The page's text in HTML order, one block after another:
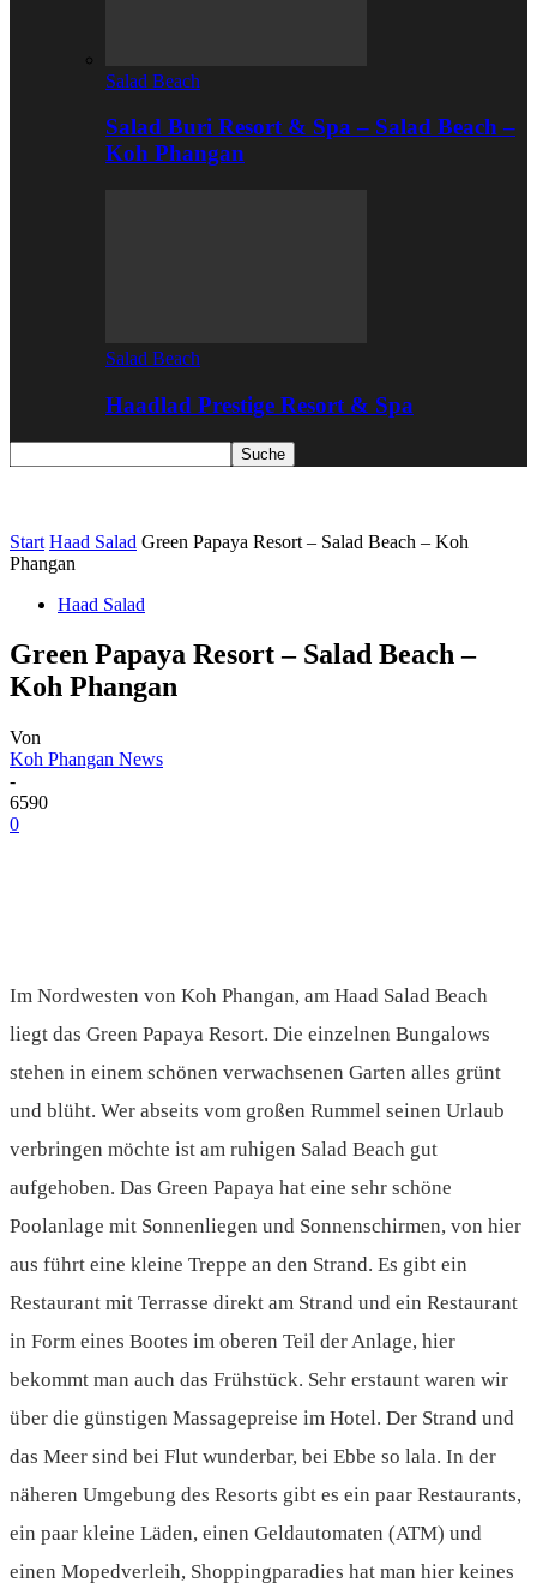
Salad Beach
Salad Buri Resort & Spa – Salad Beach –
Koh Phangan
Salad Beach
Haadlad Prestige Resort & Spa
Start Haad Salad Green Papaya Resort – Salad Beach – Koh
Phangan
Haad Salad
Green Papaya Resort – Salad Beach –
Koh Phangan
Von
Koh Phangan News
-
6590
0
Im Nordwesten von Koh Phangan, am Haad Salad Beach
liegt das Green Papaya Resort. Die einzelnen Bungalows
stehen in einem schönen verwachsenen Garten alles grünt
und blüht. Wer abseits vom großen Rummel seinen Urlaub
verbringen möchte ist am ruhigen Salad Beach gut
aufgehoben. Das Green Papaya hat eine sehr schöne
Poolanlage mit Sonnenliegen und Sonnenschirmen, von hier
aus führt eine kleine Treppe an den Strand. Es gibt ein
Restaurant mit Terrasse direkt am Strand und ein Restaurant
in Form eines Bootes im oberen Teil der Anlage, hier
bekommt man auch das Frühstück. Sehr erstaunt waren wir
über die günstigen Massagepreise im Hotel. Der Strand und
das Meer sind bei Flut wunderbar, bei Ebbe so lala. In der
näheren Umgebung des Resorts gibt es ein paar Restaurants,
ein paar kleine Läden, einen Geldautomaten (ATM) und
einen Mopedverleih, Shoppingparadies hat man hier keines